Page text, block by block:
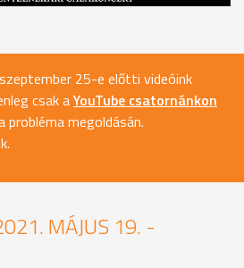
25-e előtti videóink
csak aYouTube csatornánkon
probléma megoldásán.
MÁJUS 19. -